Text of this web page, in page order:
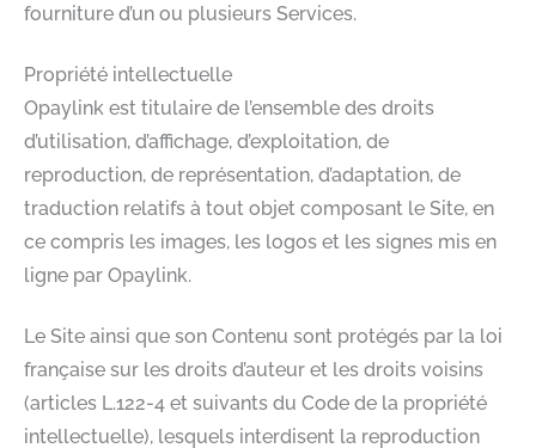
fourniture d’un ou plusieurs Services.
Propriété intellectuelle
Opaylink est titulaire de l’ensemble des droits
d’utilisation, d’affichage, d’exploitation, de
reproduction, de représentation, d’adaptation, de
traduction relatifs à tout objet composant le Site, en
ce compris les images, les logos et les signes mis en
ligne par Opaylink.
Le Site ainsi que son Contenu sont protégés par la loi
française sur les droits d’auteur et les droits voisins
(articles L.122-4 et suivants du Code de la propriété
intellectuelle), lesquels interdisent la reproduction